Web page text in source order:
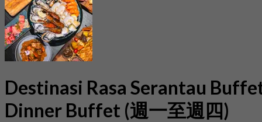
Destinasi Rasa Serantau
Dinner Buffet (週一至週四)